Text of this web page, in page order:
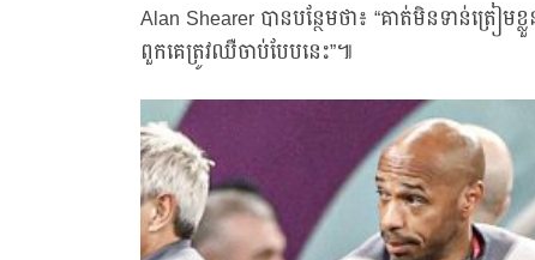
Alan Shearer បានបន្ថែមថា៖ “គាត់មិនទាន់ត្រៀ
ពួកគេត្រូវឈឺចាប់បែបនេះ”៕